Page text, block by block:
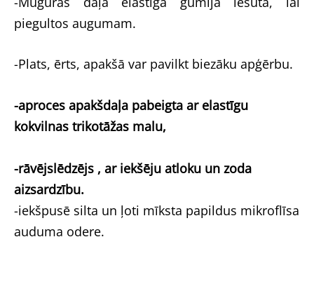
piegultos augumam.
-Plats, ērts, apakšā var pavilkt biezāku apģērbu.
-aproces apakšdaļa pabeigta ar elastīgu
kokvilnas trikotāžas malu,
-rāvējslēdzējs , ar iekšēju atloku un zoda
aizsardzību.
-iekšpusē silta un ļoti mīksta papildus mikroflīsa
auduma odere.